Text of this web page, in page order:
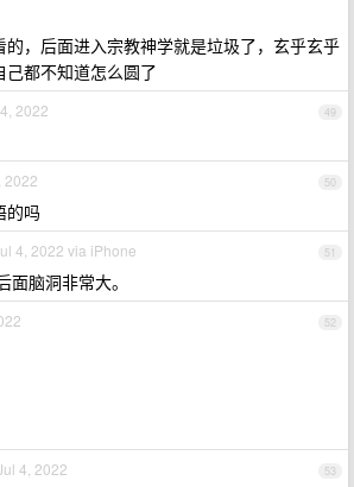
的，后面进入宗教神学就是垃圾了，玄乎玄乎
己都不知道怎么圆了
49
2022
50
2022
的吗
51
4, 2022 via iPhone
脑洞非常大。
52
53
4, 2022